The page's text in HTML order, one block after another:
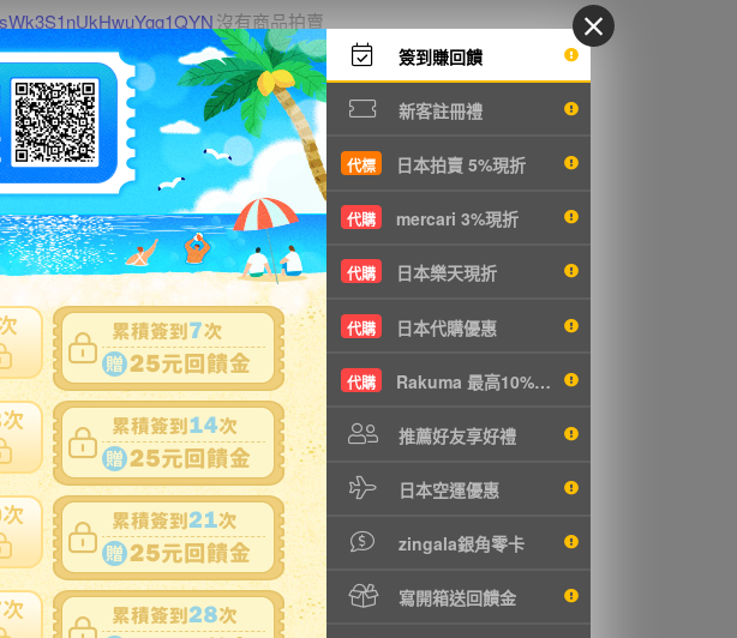
簽到賺回饋
新客註冊禮
代標 日本拍賣 5%現折
代購 mercari 3%現折
代購 日本樂天現折
代購 日本代購優惠
代購 Rakuma 最高10%現折
推薦好友享好禮
日本空運優惠
zingala銀角零卡
寫開箱送回饋金
沒有商品拍賣
0~0件 / 0件跳至 頁